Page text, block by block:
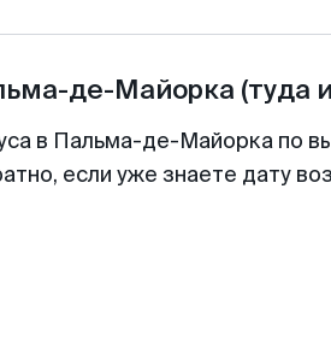
де-Майорка (туда
в Пальма-де-Майорка по
если уже знаете дату